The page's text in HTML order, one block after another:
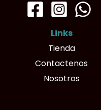
Links
Tienda
Contactenos
Nosotros